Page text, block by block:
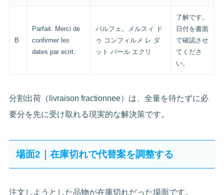
B
Parfait. Merci de
confirmer les
dates par ecrit.
パルフェ。メルスィ ド
ゥ コンフィルメ レ ダ
ット パール エクリ
了解です。
日付を書面
で確認させ
てくださ
い。
分割出荷（livraison fractionnee）は、全量を待たずに必
要分を先に受け取れる現実的な解決策です。
場面2｜在庫切れで代替案を調整する
注文しようとした品物が在庫切れだった場面です。